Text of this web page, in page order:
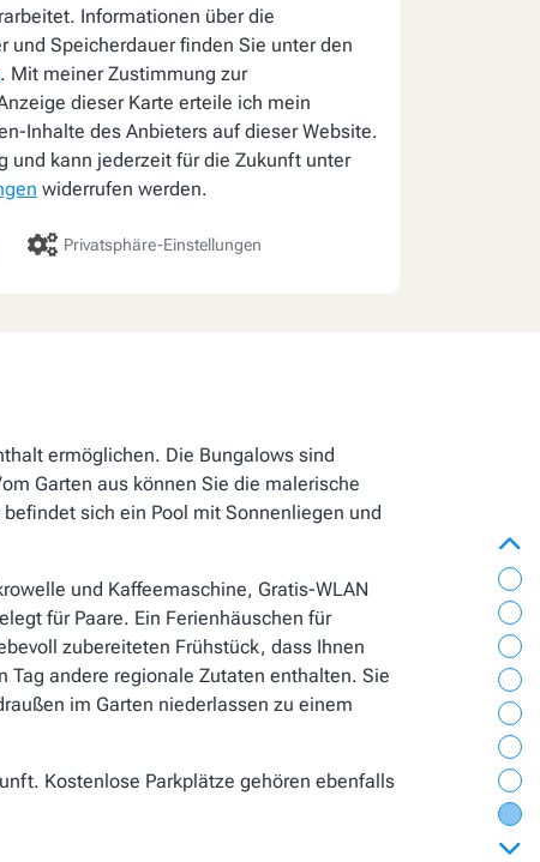
Informationen über die
und Speicherdauer finden Sie unter den
. Mit meiner Zustimmung zur
dieser Karte erteile ich mein
Inhalte des Anbieters auf dieser Website.
und kann jederzeit für die Zukunft unter
widerrufen werden.
Privatsphäre-Einstellungen
ermöglichen. Die Bungalows sind
Garten aus können Sie die malerische
sich ein Pool mit Sonnenliegen und
und Kaffeemaschine, Gratis-WLAN
für Paare. Ein Ferienhäuschen für
zubereiteten Frühstück, dass Ihnen
andere regionale Zutaten enthalten. Sie
im Garten niederlassen zu einem
Kostenlose Parkplätze gehören ebenfalls
vor